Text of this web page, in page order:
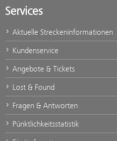
Services
Aktuelle Streckeninformationen
Kundenservice
Angebote & Tickets
Lost & Found
Fragen & Antworten
Pünktlichkeitsstatistik